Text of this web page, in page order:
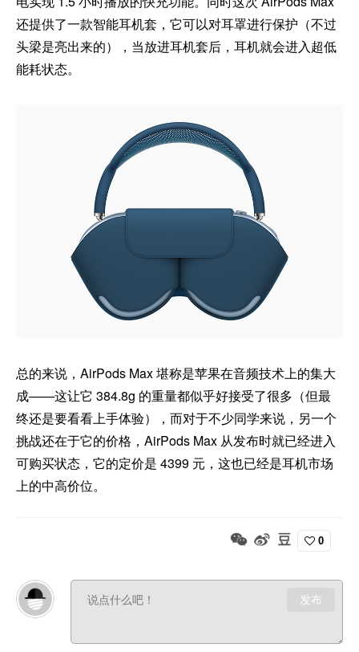
还提供了一款智能耳机套，它可以对耳罩进行保护（不过
头梁是亮出来的），当放进耳机套后，耳机就会进入超低
能耗状态。
总的来说，AirPods Max 堪称是苹果在音频技术上的集大
成——这让它 384.8g 的重量都似乎好接受了很多（但最
终还是要看看上手体验），而对于不少同学来说，另一个
挑战还在于它的价格，AirPods Max 从发布时就已经进入
可购买状态，它的定价是 4399 元，这也已经是耳机市场
上的中高价位。
0
发布